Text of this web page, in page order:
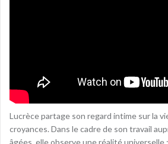
Lucrèce partage son regard intime sur la
croyances. Dans le cadre de son travail
âgées, elle observe une réalité universelle